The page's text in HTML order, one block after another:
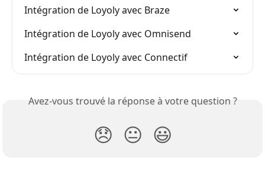
Intégration de Loyoly avec Braze
Intégration de Loyoly avec Omnisend
Intégration de Loyoly avec Connectif
Avez-vous trouvé la réponse à votre question ?
😞 😐 😃